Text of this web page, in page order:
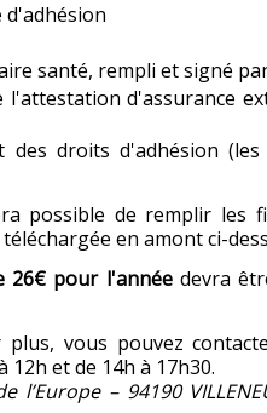
santé, rempli et signé
l'attestation d'assurance
des droits d'adhésion
possible de remplir les
en amont ci-
26€ pour l'annéedevra
plus, vous pouvez
12h et de 14h à 17h30.
l’Europe – 94190